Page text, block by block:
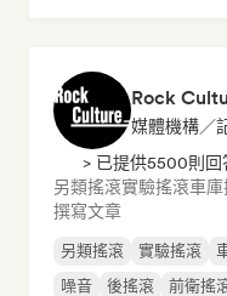
Rock
媒體機構／
> 已提供5500則回
另類搖滾實驗搖滾車
撰寫文章
另類搖滾 實驗搖滾
噪音
後搖滾 前衛搖